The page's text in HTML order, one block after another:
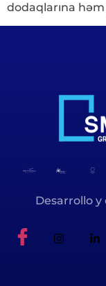
dodaqlarına həm
Desarrollo